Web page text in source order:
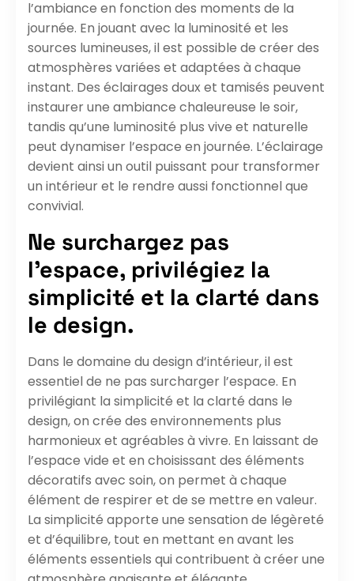
l’ambiance en fonction des moments de la
journée. En jouant avec la luminosité et les
sources lumineuses, il est possible de créer des
atmosphères variées et adaptées à chaque
instant. Des éclairages doux et tamisés peuvent
instaurer une ambiance chaleureuse le soir,
tandis qu’une luminosité plus vive et naturelle
peut dynamiser l’espace en journée. L’éclairage
devient ainsi un outil puissant pour transformer
un intérieur et le rendre aussi fonctionnel que
convivial.
Ne surchargez pas
l’espace, privilégiez la
simplicité et la clarté dans
le design.
Dans le domaine du design d’intérieur, il est
essentiel de ne pas surcharger l’espace. En
privilégiant la simplicité et la clarté dans le
design, on crée des environnements plus
harmonieux et agréables à vivre. En laissant de
l’espace vide et en choisissant des éléments
décoratifs avec soin, on permet à chaque
élément de respirer et de se mettre en valeur.
La simplicité apporte une sensation de légèreté
et d’équilibre, tout en mettant en avant les
éléments essentiels qui contribuent à créer une